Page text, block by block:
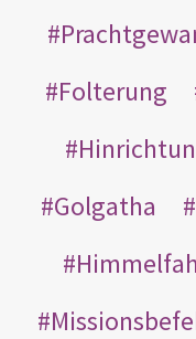
Folterung
Golgatha